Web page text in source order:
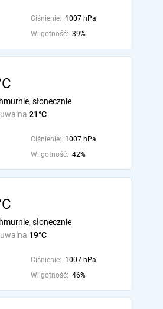
Ciśnienie: 1007 hPa
Wilgotność: 39%
21°C
słonecznie
Ciśnienie: 1007 hPa
Wilgotność: 42%
19°C
słonecznie
Ciśnienie: 1007 hPa
Wilgotność: 46%